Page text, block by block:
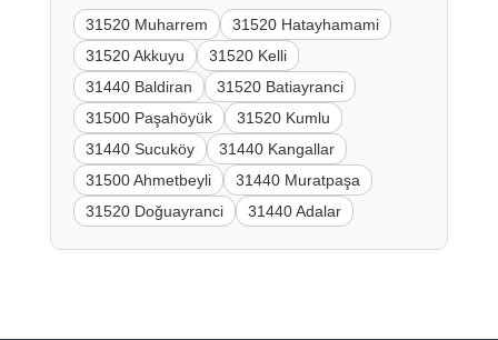
31520 Muharrem
31520 Hatayhamami
31520 Akkuyu
31520 Kelli
31440 Baldiran
31520 Batiayranci
31500 Paşahöyük
31520 Kumlu
31440 Sucuköy
31440 Kangallar
31500 Ahmetbeyli
31440 Muratpaşa
31520 Doğuayranci
31440 Adalar